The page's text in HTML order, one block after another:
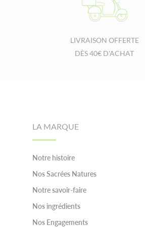
LIVRAISON OFFERTE
DÈS 40€ D'ACHAT
LA MARQUE
Notre histoire
Nos Sacrées Natures
Notre savoir-faire
Nos ingrédients
Nos Engagements